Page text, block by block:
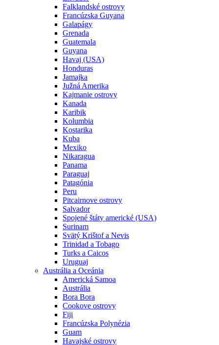
Falklandské ostrovy
Francúzska Guyana
Galapágy
Grenada
Guatemala
Guyana
Havaj (USA)
Honduras
Jamajka
Južná Amerika
Kajmanie ostrovy
Kanada
Karibik
Kolumbia
Kostarika
Kuba
Mexiko
Nikaragua
Panama
Paraguaj
Patagónia
Peru
Pitcairnove ostrovy
Salvador
Spojené štáty americké (USA)
Surinam
Svätý Krištof a Nevis
Trinidad a Tobago
Turks a Caicos
Uruguaj
Austrália a Oceánia
Americká Samoa
Austrália
Bora Bora
Cookove ostrovy
Fiji
Francúzska Polynézia
Guam
Havajské ostrovy